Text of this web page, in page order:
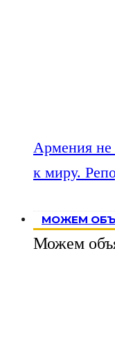
Армения не
к миру.
МОЖЕМ
Можем